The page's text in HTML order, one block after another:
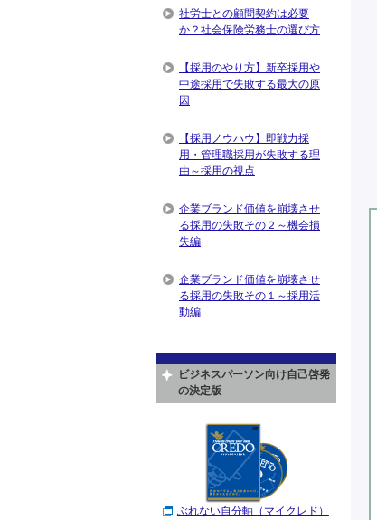
社労士との顧問契約は必要
か？社会保険労務士の選び方
【採用のやり方】新卒採用や
中途採用で失敗する最大の原
因
【採用ノウハウ】即戦力採
用・管理職採用が失敗する理
由～採用の視点
企業ブランド価値を崩壊させ
る採用の失敗その２～機会損
失編
企業ブランド価値を崩壊させ
る採用の失敗その１～採用活
動編
ビジネスパーソン向け自己啓発
の決定版
ぶれない自分軸（マイクレド）